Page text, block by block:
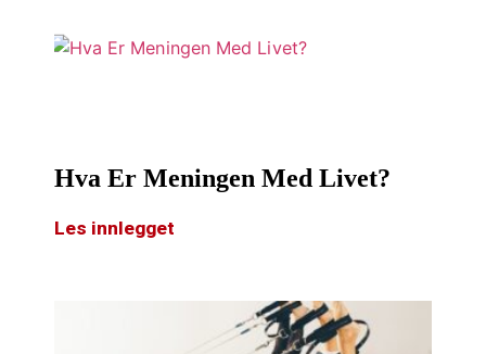
Hva Er Meningen Med Livet?
Les innlegget